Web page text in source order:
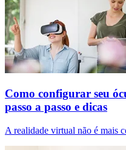
Como configurar seu
passo a passo e dicas
A realidade virtual não é mais